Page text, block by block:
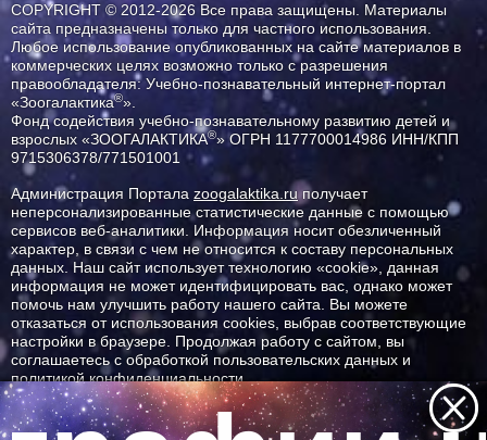
COPYRIGHT © 2012-2026 Все права защищены. Материалы
сайта предназначены только для частного использования.
Любое использование опубликованных на сайте материалов в
коммерческих целях возможно только с разрешения
правообладателя: Учебно-познавательный интернет-портал
«Зоогалактика®».
Фонд содействия учебно-познавательному развитию детей и
взрослых «ЗООГАЛАКТИКА®» ОГРН 1177700014986 ИНН/КПП
9715306378/771501001
Администрация Портала zoogalaktika.ruполучает
неперсонализированные статистические данные с помощью
сервисов веб-аналитики. Информация носит обезличенный
характер, в связи с чем не относится к составу персональных
данных. Наш сайт использует технологию «cookie», данная
информация не может идентифицировать вас, однако может
помочь нам улучшить работу нашего сайта. Вы можете
отказаться от использования cookies, выбрав соответствующие
настройки в браузере. Продолжая работу с сайтом, вы
соглашаетесь с обработкой пользовательских данных и
политикой конфиденциальности.